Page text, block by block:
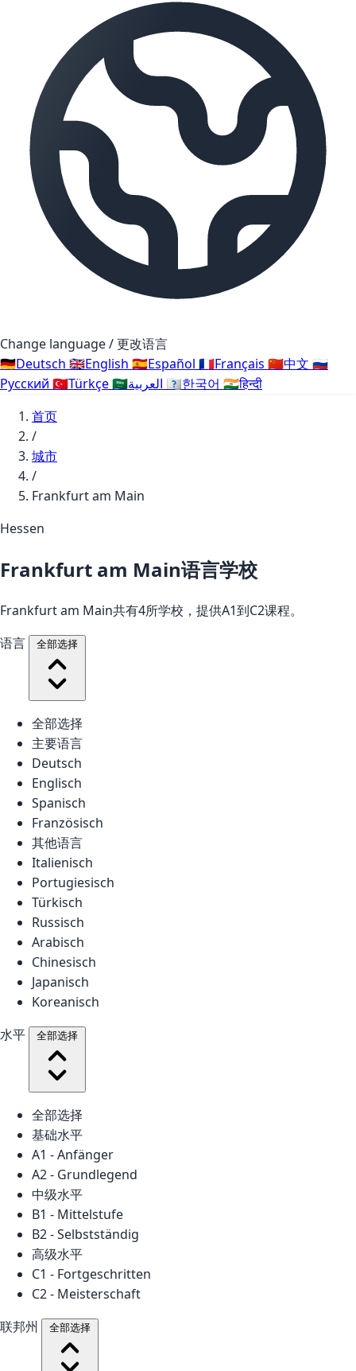
Change language / 更改语言
🇩🇪Deutsch 🇬🇧English 🇪🇸Español 🇫🇷Français 🇨🇳中文 🇷🇺
Русский 🇹🇷Türkçe🇸🇦 🇰🇷한국어 🇮🇳हिन्दी
首页
/
城市
/
Frankfurt am Main
Hessen
Frankfurt am Main语言学校
Frankfurt am Main共有4所学校，提供A1到C2课程。
语言
全部选择
全部选择
主要语言
Deutsch
Englisch
Spanisch
Französisch
其他语言
Italienisch
Portugiesisch
Türkisch
Russisch
Arabisch
Chinesisch
Japanisch
Koreanisch
水平
全部选择
全部选择
基础水平
A1 - Anfänger
A2 - Grundlegend
中级水平
B1 - Mittelstufe
B2 - Selbstständig
高级水平
C1 - Fortgeschritten
C2 - Meisterschaft
联邦州
全部选择